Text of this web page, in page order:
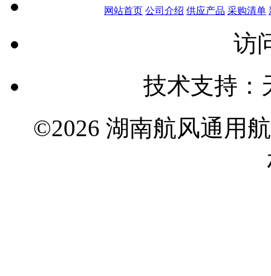
网站首页 公司介绍 供应产品 采购清单
访
技术支持：
©2026 湖南航风通用